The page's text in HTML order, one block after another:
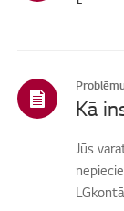
Kā
Jūs